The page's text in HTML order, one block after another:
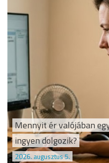
Mennyit ér valójában
ingyen dolgozik?
2026. augusztus 5.